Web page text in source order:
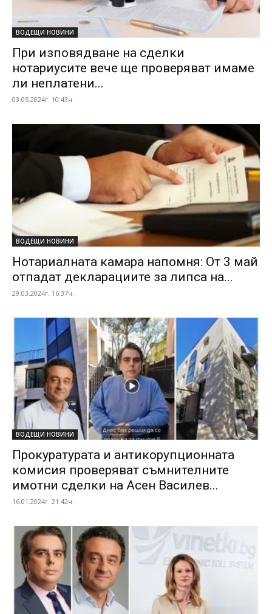
ВОДЕЩИ НОВИНИ
При изповядване на сделки
нотариусите вече ще проверяват имаме
ли неплатени...
03.05.2024г. 10:43ч.
ВОДЕЩИ НОВИНИ
Нотариалната камара напомня: От 3 май
отпадат декларациите за липса на...
29.03.2024г. 16:37ч.
ВОДЕЩИ НОВИНИ
Прокуратурата и антикорупционната
комисия проверяват съмнителните
имотни сделки на Асен Василев...
16.01.2024г. 21:42ч.